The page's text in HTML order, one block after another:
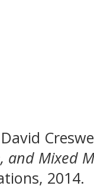
David
and Mixed
2014.